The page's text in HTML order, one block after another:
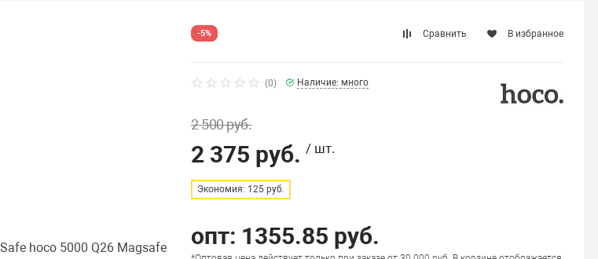
Сравнить В избранное
-5%
(0) Наличие: много
2 500 руб.
2 375 руб. / шт.
Экономия: 125 руб.
опт: 1355.85 руб.